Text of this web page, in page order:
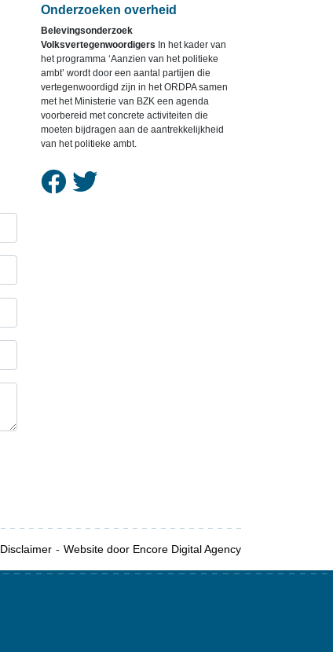
Onderzoeken overheid
Belevingsonderzoek
Volksvertegenwoordigers In het kader van
het programma ‘Aanzien van het politieke
ambt’ wordt door een aantal partijen die
vertegenwoordigd zijn in het ORDPA samen
met het Ministerie van BZK een agenda
voorbereid met concrete activiteiten die
moeten bijdragen aan de aantrekkelijkheid
van het politieke ambt.
Disclaimer Website door Encore Digital Agency